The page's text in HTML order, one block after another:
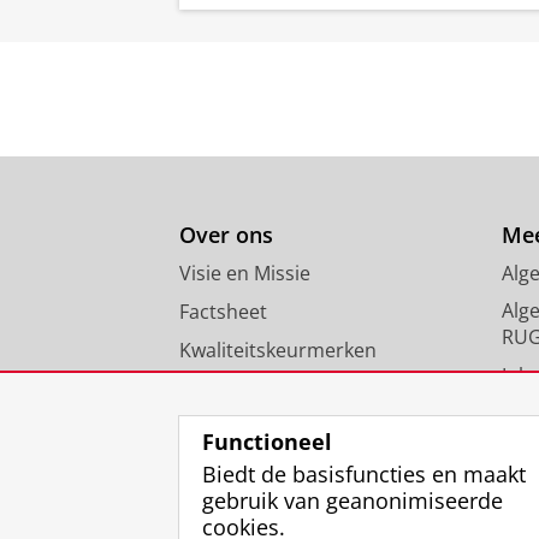
Over ons
Visie en Missie
Factsheet
Kwaliteitskeurmerken
FAQ
Functioneel
Biedt de basisfuncties en maakt
gebruik van geanonimiseerde
cookies.